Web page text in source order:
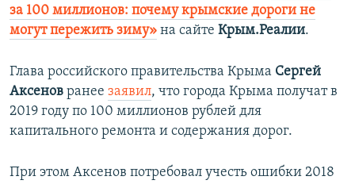
за 100 миллионов: почему крымские дороги не
могут пережить зиму» на сайте Крым.Реалии.
Глава российского правительства Крыма Сергей
Аксенов ранее заявил, что города Крыма получат в
2019 году по 100 миллионов рублей для
капитального ремонта и содержания дорог.
При этом Аксенов потребовал учесть ошибки 2018